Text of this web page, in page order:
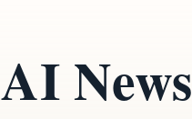
News